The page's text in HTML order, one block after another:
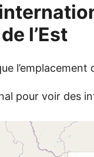
l’Est
l’emplacement
pour voir des